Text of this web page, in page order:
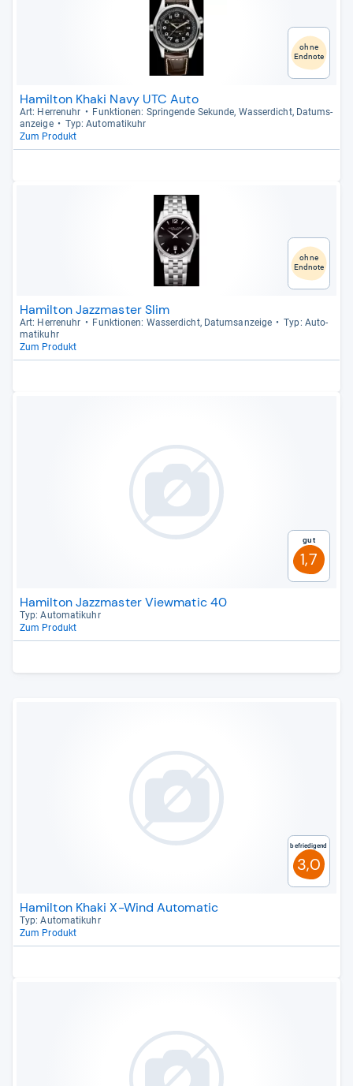
ohne
Endnote
Hamilton Khaki Navy UTC Auto
Art: Her­ren­uhr
Funk­tio­nen: Sprin­gende Sekunde, Was­ser­dicht, Datums­
an­zeige
Typ: Auto­ma­ti­k­uhr
Zum Produkt
ohne
Endnote
Hamilton Jazzmaster Slim
Art: Her­ren­uhr Funk­tio­nen: Was­ser­dicht, Datums­an­zeige
Typ: Auto­
ma­ti­k­uhr
Zum Produkt
Gut
1,7
Hamilton Jazzmaster Viewmatic 40
Typ: Auto­ma­ti­k­uhr
Zum Produkt
Befriedigend
3,0
Hamilton Khaki X-Wind Automatic
Typ: Auto­ma­ti­k­uhr
Zum Produkt